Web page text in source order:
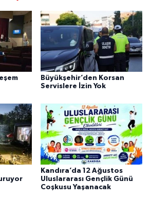
Büyükşehir’den Korsan
Servislere İzin Yok
Kandıra’da 12 Ağustos
Uluslararası Gençlik Günü
Coşkusu Yaşanacak